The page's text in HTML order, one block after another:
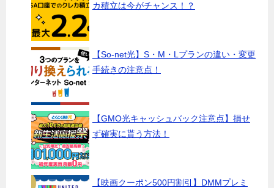
カ積立は今がチャンス！？
【So-net光】S・M・Lプランの違い・変更
手続きの注意点！
【GMO光キャッシュバック注意点】損せ
ず確実に貰う方法！
【映画クーポン500円割引】DMMプレミ